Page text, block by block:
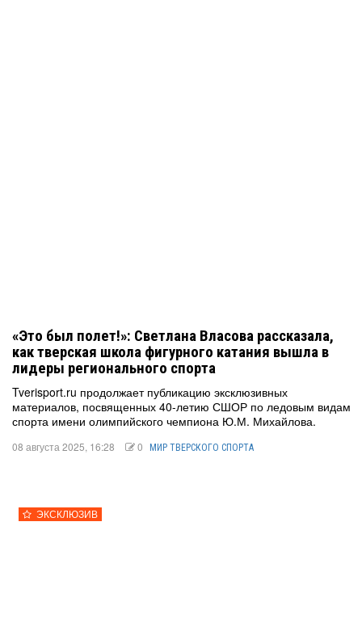
«Это был полет!»: Светлана Власова рассказала,
как тверская школа фигурного катания вышла в
лидеры регионального спорта
Tverisport.ru продолжает публикацию эксклюзивных
материалов, посвященных 40-летию СШОР по ледовым видам
спорта имени олимпийского чемпиона Ю.М. Михайлова.
08 августа 2025, 16:28 0 МИР ТВЕРСКОГО СПОРТА
ЭКСКЛЮЗИВ